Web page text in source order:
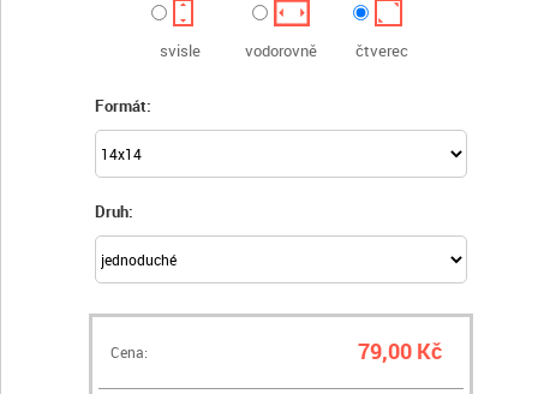
svisle vodorovně čtverec
Formát:
Druh:
Cena: 79,00 Kč